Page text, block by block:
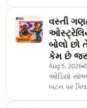
આવેલા પ્લે
મેળવવા
કરો.
વસ્તી
બોલો છો
કેમ છે
Aug 5, 2026
ઓડિયો
બટન પર